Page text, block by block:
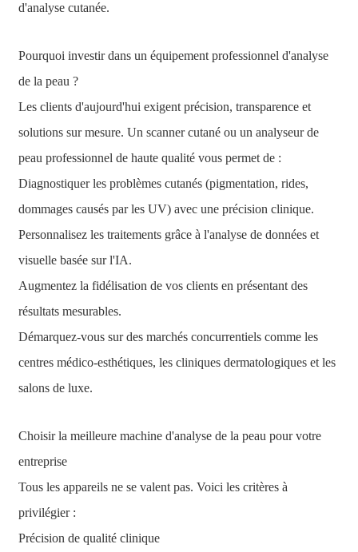
d'analyse cutanée.
Pourquoi investir dans un équipement professionnel d'analyse
de la peau ?
Les clients d'aujourd'hui exigent précision, transparence et
solutions sur mesure. Un scanner cutané ou un analyseur de
peau professionnel de haute qualité vous permet de :
Diagnostiquer les problèmes cutanés (pigmentation, rides,
dommages causés par les UV) avec une précision clinique.
Personnalisez les traitements grâce à l'analyse de données et
visuelle basée sur l'IA.
Augmentez la fidélisation de vos clients en présentant des
résultats mesurables.
Démarquez-vous sur des marchés concurrentiels comme les
centres médico-esthétiques, les cliniques dermatologiques et les
salons de luxe.
Choisir la meilleure machine d'analyse de la peau pour votre
entreprise
Tous les appareils ne se valent pas. Voici les critères à
privilégier :
Précision de qualité clinique